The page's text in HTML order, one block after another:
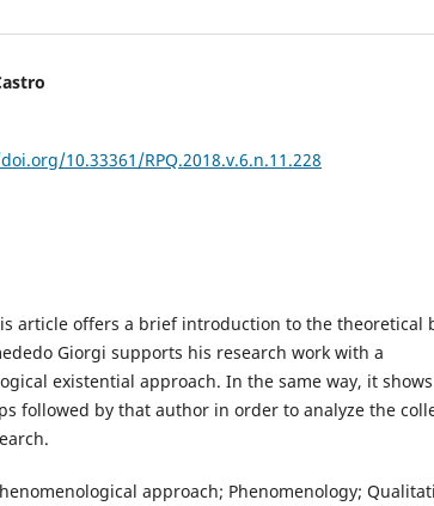
10.33361/RPQ.2018.v.6.n.11.228
article offers a brief introduction to the theoretical
Giorgi supports his research work with a
existential approach. In the same way, it
followed by that author in order to analyze the
approach; Phenomenology;